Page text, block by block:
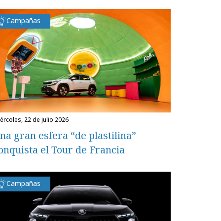
Campañas
22 de julio 2026
gran esfera “de plastilina”
el Tour de Francia
Campañas